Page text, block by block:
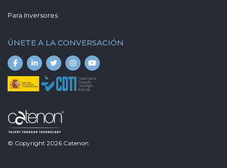
© Copyright 2026 Catenon
Para Inversores
ÚNETE A LA CONVERSACIÓN